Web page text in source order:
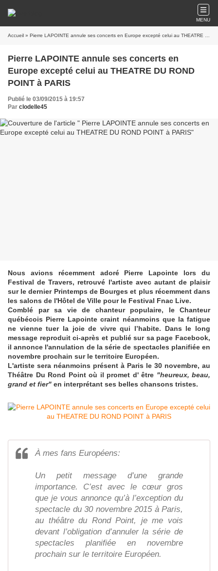
MENU
Accueil » Pierre LAPOINTE annule ses concerts en Europe excepté celui au THEATRE DU ROND POINT à PARIS
Pierre LAPOINTE annule ses concerts en
Europe excepté celui au THEATRE DU ROND
POINT à PARIS
Publié le 03/09/2015 à 19:57
Par clodelle45
Nous avions récemment adoré Pierre Lapointe lors du
Festival de Travers, retrouvé l'artiste avec autant de plaisir
sur le dernier Printemps de Bourges et plus récemment dans
les salons de l'Hôtel de Ville pour le Festival Fnac Live.
Comblé par sa vie de chanteur populaire, le Chanteur
québécois Pierre Lapointe craint néanmoins que la fatigue
ne vienne tuer la joie de vivre qui l’habite. Dans le long
message reproduit ci-après et publié sur sa page Facebook,
il annonce l'annulation de la série de spectacles planifiée en
novembre prochain sur le territoire Européen.
L'artiste sera néanmoins présent à Paris le 30 novembre, au
Théâtre Du Rond Point où il promet d' être "heureux, beau,
grand et fier" en interprétant ses belles chansons tristes.
À mes fans Européens:
Un petit message d’une grande
importance. C’est avec le cœur gros
que je vous annonce qu’à l’exception du
spectacle du 30 novembre 2015 à Paris,
au théâtre du Rond Point, je me vois
devant l’obligation d’annuler la série de
spectacles planifiée en novembre
prochain sur le territoire Européen.